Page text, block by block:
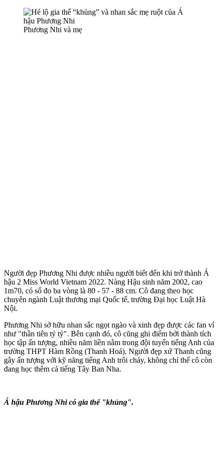
Phương Nhi và mẹ
Người đẹp Phương Nhi được nhiều người biết đến khi trở thành Á
hậu 2 Miss World Vietnam 2022. Nàng Hậu sinh năm 2002, cao
1m70, có số đo ba vòng là 80 - 57 - 88 cm. Cô đang theo học
chuyên ngành Luật thương mại Quốc tế, trường Đại học Luật Hà
Nội.
Phương Nhi sở hữu nhan sắc ngọt ngào và xinh đẹp được các fan ví
như "thần tiên tỷ tỷ". Bên cạnh đó, cô cũng ghi điểm bởi thành tích
học tập ấn tượng, nhiều năm liền nằm trong đội tuyển tiếng Anh của
trường THPT Hàm Rồng (Thanh Hoá). Người đẹp xứ Thanh cũng
gây ấn tượng với kỹ năng tiếng Anh trôi chảy, không chỉ thế cô còn
đang học thêm cả tiếng Tây Ban Nha.
Á hậu Phương Nhi có gia thế "khủng".